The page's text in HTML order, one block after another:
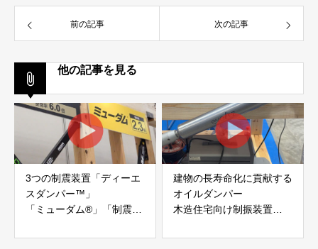
前の記事 次の記事
他の記事を見る
3つの制震装置「ディーエ
スダンパー™」
「ミューダム®」「制震テ
アイディールブレーン株式
建物の長寿命化に貢献する
オイルダンパー
木造住宅向け制振装置
株式会社evoltz